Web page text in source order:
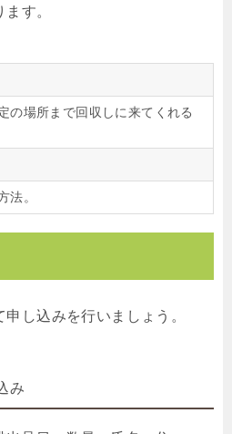
す。
の場所まで回収しに来てくれる
法。
し込みを行いましょう。
み